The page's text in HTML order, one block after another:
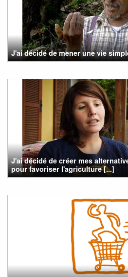
J'ai décidé de mener une vie
J'ai décidé de créer mes
pour favoriser l'agriculture [...]